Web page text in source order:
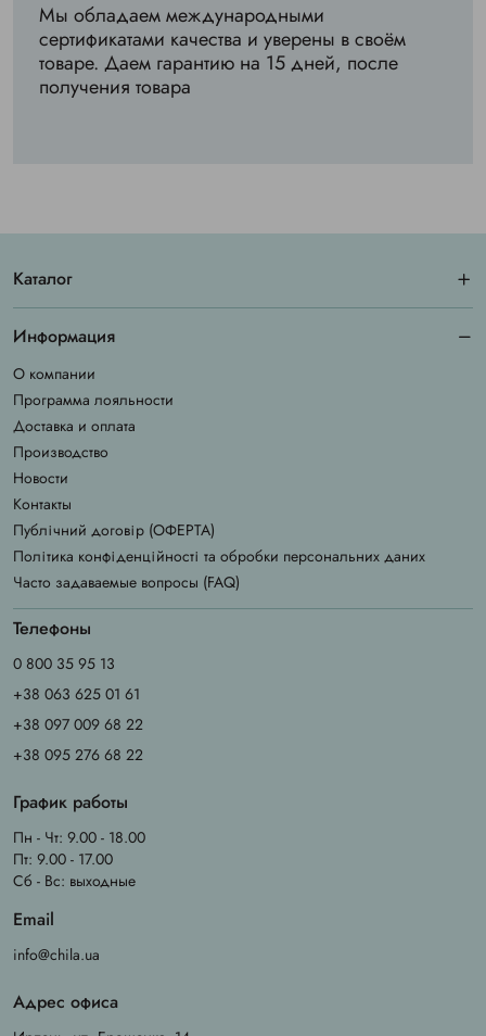
Мы обладаем международными
сертификатами качества и уверены в своём
товаре. Даем гарантию на 15 дней, после
получения товара
Каталог
Информация
О компании
Программа лояльности
Доставка и оплата
Производство
Новости
Контакты
Публічний договір (ОФЕРТА)
Політика конфіденційності та обробки персональних даних
Часто задаваемые вопросы (FAQ)
Телефоны
0 800 35 95 13
+38 063 625 01 61
+38 097 009 68 22
+38 095 276 68 22
График работы
Пн - Чт: 9.00 - 18.00
Пт: 9.00 - 17.00
Сб - Вс: выходные
Email
info@chila.ua
Адрес офиса